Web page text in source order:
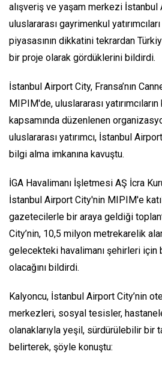
alışveriş ve yaşam merkezi İstanbul
uluslararası gayrimenkul
piyasasının dikkatini tekrardan
bir proje olarak gördüklerini bildirdi.
İstanbul Airport City, Fransa’nın
MIPIM'de, uluslararası yatırımcıların
kapsamında düzenlenen
uluslararası yatırımcı, İstanbul
bilgi alma imkanına kavuştu.
İGA Havalimanı İşletmesi AŞ İcra
İstanbul Airport City'nin MIPIM'e
gazetecilerle bir araya geldiği
City’nin, 10,5 milyon metrekarelik
gelecekteki havalimanı şehirleri için
olacağını bildirdi.
Kalyoncu, İstanbul Airport City’nin
merkezleri, sosyal tesisler,
olanaklarıyla yeşil, sürdürülebilir bir
belirterek, şöyle konuştu: